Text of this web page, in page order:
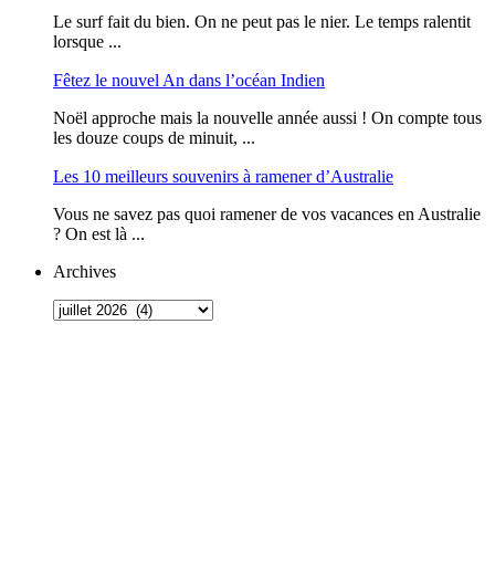
Le surf fait du bien. On ne peut pas le nier. Le temps ralentit
lorsque ...
Fêtez le nouvel An dans l’océan Indien
Noël approche mais la nouvelle année aussi ! On compte tous
les douze coups de minuit, ...
Les 10 meilleurs souvenirs à ramener d’Australie
Vous ne savez pas quoi ramener de vos vacances en Australie
? On est là ...
Archives